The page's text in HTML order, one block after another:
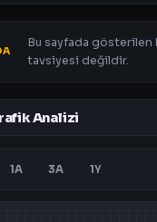
Bu sayfada gösterilen
tavsiyesi değildir.
Analizi
1A 3A 1Y